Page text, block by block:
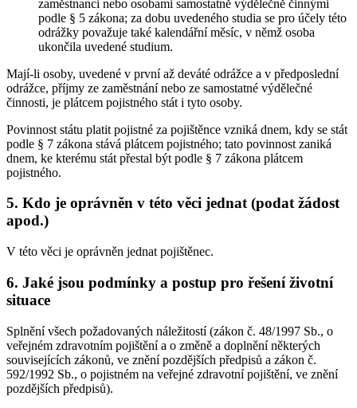
zaměstnanci nebo osobami samostatně výdělečně činnými
podle § 5 zákona; za dobu uvedeného studia se pro účely této
odrážky považuje také kalendářní měsíc, v němž osoba
ukončila uvedené studium.
Mají-li osoby, uvedené v první až deváté odrážce a v předposlední
odrážce, příjmy ze zaměstnání nebo ze samostatné výdělečné
činnosti, je plátcem pojistného stát i tyto osoby.
Povinnost státu platit pojistné za pojištěnce vzniká dnem, kdy se stát
podle § 7 zákona stává plátcem pojistného; tato povinnost zaniká
dnem, ke kterému stát přestal být podle § 7 zákona plátcem
pojistného.
5. Kdo je oprávněn v této věci jednat (podat žádost
apod.)
V této věci je oprávněn jednat pojištěnec.
6. Jaké jsou podmínky a postup pro řešení životní
situace
Splnění všech požadovaných náležitostí (zákon č. 48/1997 Sb., o
veřejném zdravotním pojištění a o změně a doplnění některých
souvisejících zákonů, ve znění pozdějších předpisů a zákon č.
592/1992 Sb., o pojistném na veřejné zdravotní pojištění, ve znění
pozdějších předpisů).